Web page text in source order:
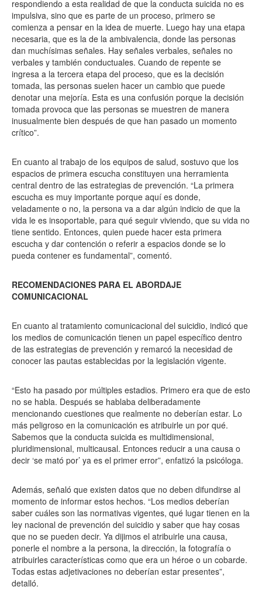
respondiendo a esta realidad de que la conducta suicida no es
impulsiva, sino que es parte de un proceso, primero se
comienza a pensar en la idea de muerte. Luego hay una etapa
necesaria, que es la de la ambivalencia, donde las personas
dan muchísimas señales. Hay señales verbales, señales no
verbales y también conductuales. Cuando de repente se
ingresa a la tercera etapa del proceso, que es la decisión
tomada, las personas suelen hacer un cambio que puede
denotar una mejoría. Esta es una confusión porque la decisión
tomada provoca que las personas se muestren de manera
inusualmente bien después de que han pasado un momento
crítico”.
En cuanto al trabajo de los equipos de salud, sostuvo que los
espacios de primera escucha constituyen una herramienta
central dentro de las estrategias de prevención. “La primera
escucha es muy importante porque aquí es donde,
veladamente o no, la persona va a dar algún indicio de que la
vida le es insoportable, para qué seguir viviendo, que su vida no
tiene sentido. Entonces, quien puede hacer esta primera
escucha y dar contención o referir a espacios donde se lo
pueda contener es fundamental”, comentó.
RECOMENDACIONES PARA EL ABORDAJE
COMUNICACIONAL
En cuanto al tratamiento comunicacional del suicidio, indicó que
los medios de comunicación tienen un papel específico dentro
de las estrategias de prevención y remarcó la necesidad de
conocer las pautas establecidas por la legislación vigente.
“Esto ha pasado por múltiples estadios. Primero era que de esto
no se habla. Después se hablaba deliberadamente
mencionando cuestiones que realmente no deberían estar. Lo
más peligroso en la comunicación es atribuirle un por qué.
Sabemos que la conducta suicida es multidimensional,
pluridimensional, multicausal. Entonces reducir a una causa o
decir ‘se mató por’ ya es el primer error”, enfatizó la psicóloga.
Además, señaló que existen datos que no deben difundirse al
momento de informar estos hechos. “Los medios deberían
saber cuáles son las normativas vigentes, qué lugar tienen en la
ley nacional de prevención del suicidio y saber que hay cosas
que no se pueden decir. Ya dijimos el atribuirle una causa,
ponerle el nombre a la persona, la dirección, la fotografía o
atribuirles características como que era un héroe o un cobarde.
Todas estas adjetivaciones no deberían estar presentes”,
detalló.